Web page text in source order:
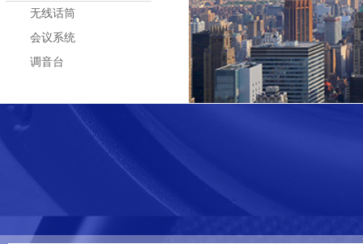
无线话筒
会议系统
调音台